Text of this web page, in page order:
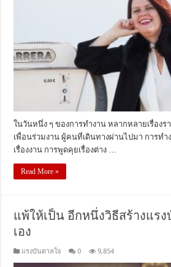
ในวันหนึ่ง ๆ ของการทำงาน หลากหลายเรื่องร
เพื่อนร่วมงาน ผู้คนที่เดินทางผ่านไปมา การท
เรื่องงาน การพูดคุยเรื่องต่าง …
Read More »
แพ้ให้เป็น อีกหนึ่งวิธีสร้างแร
เอง
แรงบันดาลใจ 0 9,854